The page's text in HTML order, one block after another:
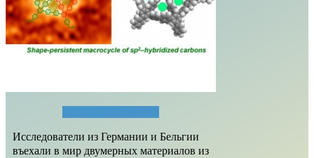
Исследователи из Германии и Бельгии
въехали в мир двумерных материалов из